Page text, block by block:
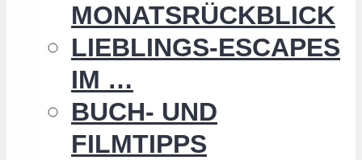
MONATSRÜCKBLICK
LIEBLINGS-ESCAPES
IM …
BUCH- UND
FILMTIPPS